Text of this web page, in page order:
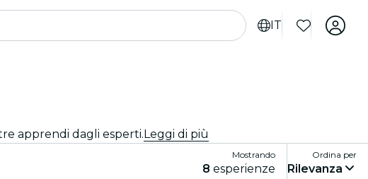
IT
apprendi dagli esperti.Leggi di più
Mostrando
8 esperienze
Ordina per
Rilevanza